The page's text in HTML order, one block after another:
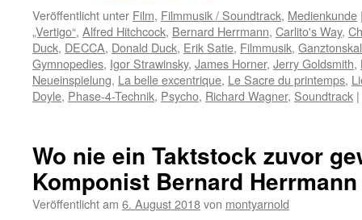
Veröffentlicht unter Film, Filmmusik / Soundtrack, Medienkunde
„Vertigo“, Alfred Hitchcock, Bernard Herrmann, Carlito's Way,
Duck, DECCA, Donald Duck, Erik Satie, Filmmusik,
Gymnopedies, Igor Strawinsky, James Horner, Jerry Goldsmith,
Neueinspielung, La belle excentrique, Le Sacre du printemps,
Doyle, Phase-4-Technik, Psycho, Richard Wagner, Soundtrack |
Wo nie ein Taktstock zuvor
Komponist Bernard Herrmann
Veröffentlicht am 6. August 2018von montyarnold